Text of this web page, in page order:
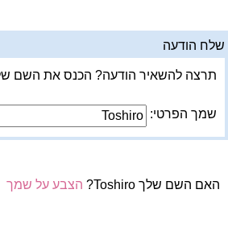
שלח הודעה
תרצה להשאיר הודעה? הכנס את השם
שמך הפרטי:
האם השם שלך Toshiro? הצבע על שמך